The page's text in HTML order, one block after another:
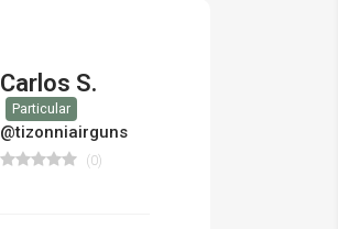
Carlos S.
Particular
@tizonniairguns
(0)